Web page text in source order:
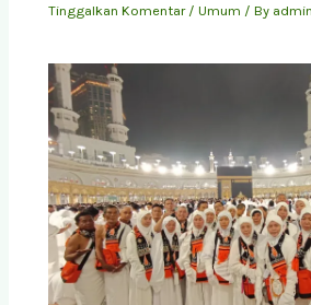
Tinggalkan Komentar /Umum / By admin